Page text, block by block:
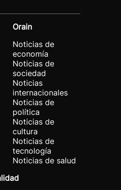
Orain
Noticias de
economía
Noticias de
sociedad
Noticias
internacionales
Noticias de
política
Noticias de
cultura
Noticias de
tecnología
Noticias de salud